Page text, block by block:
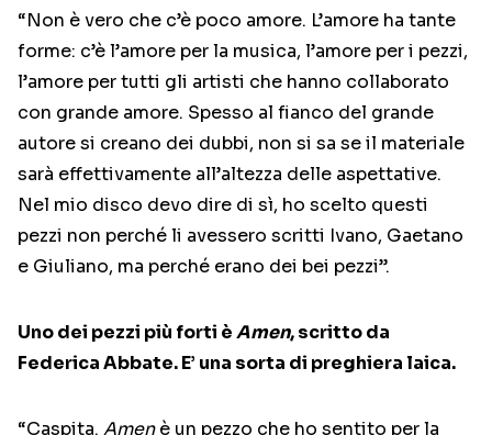
“Non è vero che c’è poco amore. L’amore ha tante
forme: c’è l’amore per la musica, l’amore per i pezzi,
l’amore per tutti gli artisti che hanno collaborato
con grande amore. Spesso al fianco del grande
autore si creano dei dubbi, non si sa se il materiale
sarà effettivamente all’altezza delle aspettative.
Nel mio disco devo dire di sì, ho scelto questi
pezzi non perché li avessero scritti Ivano, Gaetano
e Giuliano, ma perché erano dei bei pezzi”.
Uno dei pezzi più forti èAmen, scritto da
Federica Abbate. E’ una sorta di preghiera laica.
“Caspita. Amenè un pezzo che ho sentito per la